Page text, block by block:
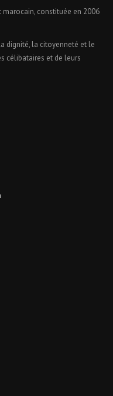
constituée en 2006
dignité, la citoyenneté et le
célibataires et de leurs